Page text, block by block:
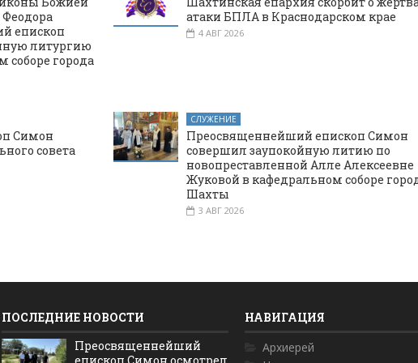
епископ
литургию
соборе города
атаки БПЛА в Краснодарском крае
4 АВГ 2026
Симон
совета
СЛУЖЕНИЕ
Преосвященнейший епископ Симон
совершил заупокойную литию по
новопреставленной Алле Алексеевне
Жуковой в кафедральном соборе
Шахты
3 АВГ 2026
ПОСЛЕДНИЕ НОВОСТИ
Преосвященнейший
НАВИГАЦИЯ
Архиерей